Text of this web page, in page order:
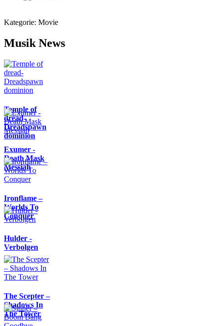
Kategorie: Movie
Musik News
Temple of
dread-
Dreadspawn
dominion
Exumer -
Death Mask
Messiah
Ironflame –
Worlds To
Conquer
Hulder -
Verbolgen
The Scepter –
Shadows In
The Tower